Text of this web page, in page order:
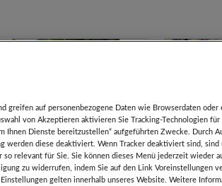
Erlebnisschlucht
Salzachklamm 2 Erw.
+ 2 Kids
TEAMSPIRITaustria
GesbR
Artikel beendet
Kind
Zoo
Artikel
greifen auf personenbezogene Daten wie Browserdaten oder
von Akzeptieren aktivieren Sie Tracking-Technologien
Ihnen Dienste bereitzustellen“ aufgeführten Zwecke. Durch
werden diese deaktiviert. Wenn Tracker deaktiviert sind, sind
so relevant für Sie. Sie können dieses Menü jederzeit wieder
zu widerrufen, indem Sie auf den Link Voreinstellungen
gelten innerhalb unseres Website. Weitere